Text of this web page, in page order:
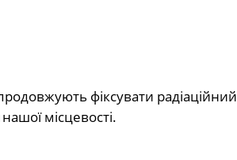
фіксувати
місцевості.